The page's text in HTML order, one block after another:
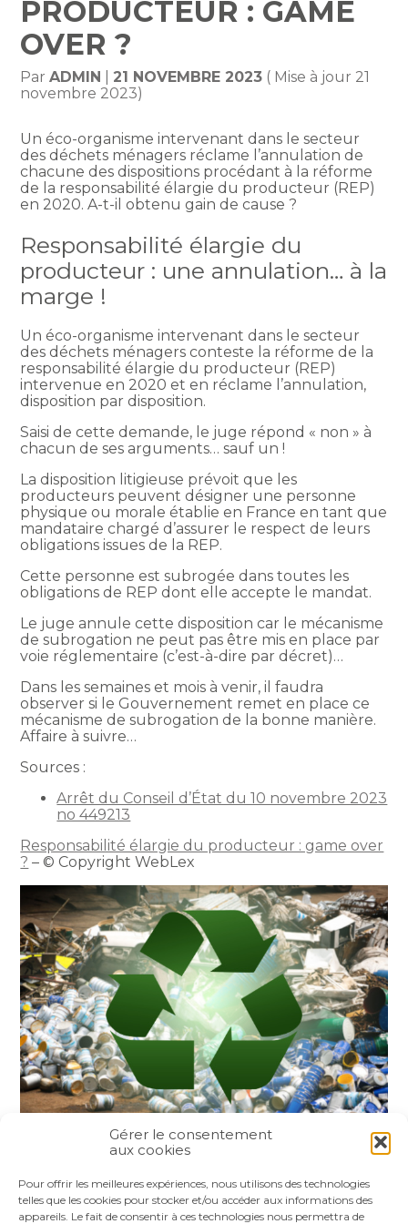
Gérer le consentement
aux cookies
Pour offrir les meilleures expériences, nous utilisons des technologies
telles que les cookies pour stocker et/ou accéder aux informations des
appareils. Le fait de consentir à ces technologies nous permettra de
PRODUCTEUR : GAME
OVER ?
ParADMIN 21 NOVEMBRE 2023 ( Mise à jour 21
novembre 2023)
Un éco-organisme intervenant dans le secteur
des déchets ménagers réclame l’annulation de
chacune des dispositions procédant à la réforme
de la responsabilité élargie du producteur (REP)
en 2020. A-t-il obtenu gain de cause ?
Responsabilité élargie du
producteur : une annulation… à la
marge !
Un éco-organisme intervenant dans le secteur
des déchets ménagers conteste la réforme de la
responsabilité élargie du producteur (REP)
intervenue en 2020 et en réclame l’annulation,
disposition par disposition.
Saisi de cette demande, le juge répond « non » à
chacun de ses arguments… sauf un !
La disposition litigieuse prévoit que les
producteurs peuvent désigner une personne
physique ou morale établie en France en tant que
mandataire chargé d’assurer le respect de leurs
obligations issues de la REP.
Cette personne est subrogée dans toutes les
obligations de REP dont elle accepte le mandat.
Le juge annule cette disposition car le mécanisme
de subrogation ne peut pas être mis en place par
voie réglementaire (c’est-à-dire par décret)…
Dans les semaines et mois à venir, il faudra
observer si le Gouvernement remet en place ce
mécanisme de subrogation de la bonne manière.
Affaire à suivre…
Sources :
Arrêt du Conseil d’État du 10 novembre 2023
no 449213
Responsabilité élargie du producteur : game over
? – © Copyright WebLex